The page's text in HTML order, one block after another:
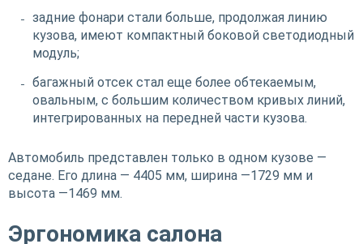
задние фонари стали больше, продолжая линию
кузова, имеют компактный боковой светодиодный
модуль;
багажный отсек стал еще более обтекаемым,
овальным, с большим количеством кривых линий,
интегрированных на передней части кузова.
Автомобиль представлен только в одном кузове —
седане. Его длина — 4405 мм, ширина —1729 мм и
высота —1469 мм.
Эргономика салона